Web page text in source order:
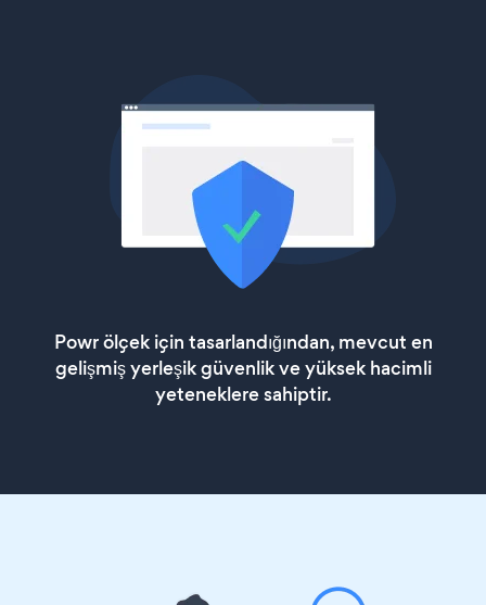
Powr ölçek için tasarlandığından, mevcut en
gelişmiş yerleşik güvenlik ve yüksek hacimli
yeteneklere sahiptir.